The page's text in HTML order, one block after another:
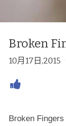
Broken
10月17日,2015
Broken